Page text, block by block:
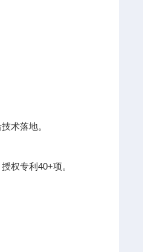
术落地。
权专利40+项。